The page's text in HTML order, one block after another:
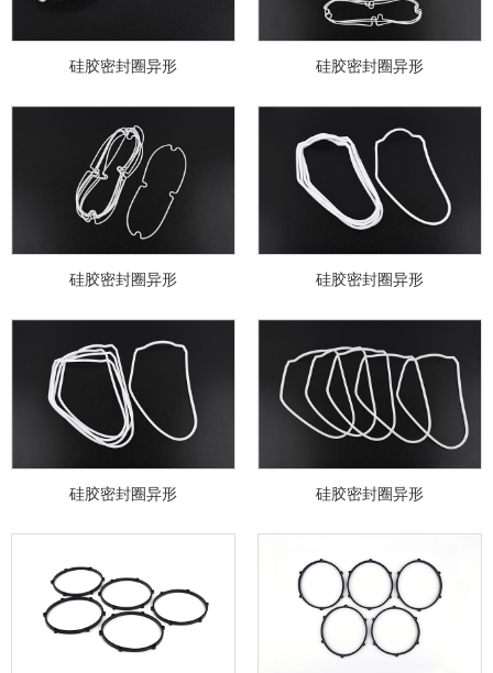
硅胶密封圈异形 硅胶密封圈异形
硅胶密封圈异形 硅胶密封圈异形
硅胶密封圈异形 硅胶密封圈异形